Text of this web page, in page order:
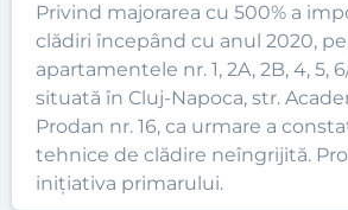
Privind majorarea cu 500% a
clădiri începând cu anul 2020,
apartamentele nr. 1, 2A, 2B, 4, 5,
situată în Cluj-Napoca, str.
Prodan nr. 16, ca urmare a
tehnice de clădire neîngrijită.
inițiativa primarului.